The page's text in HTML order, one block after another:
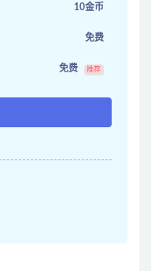
10金币
免费
免费 推荐